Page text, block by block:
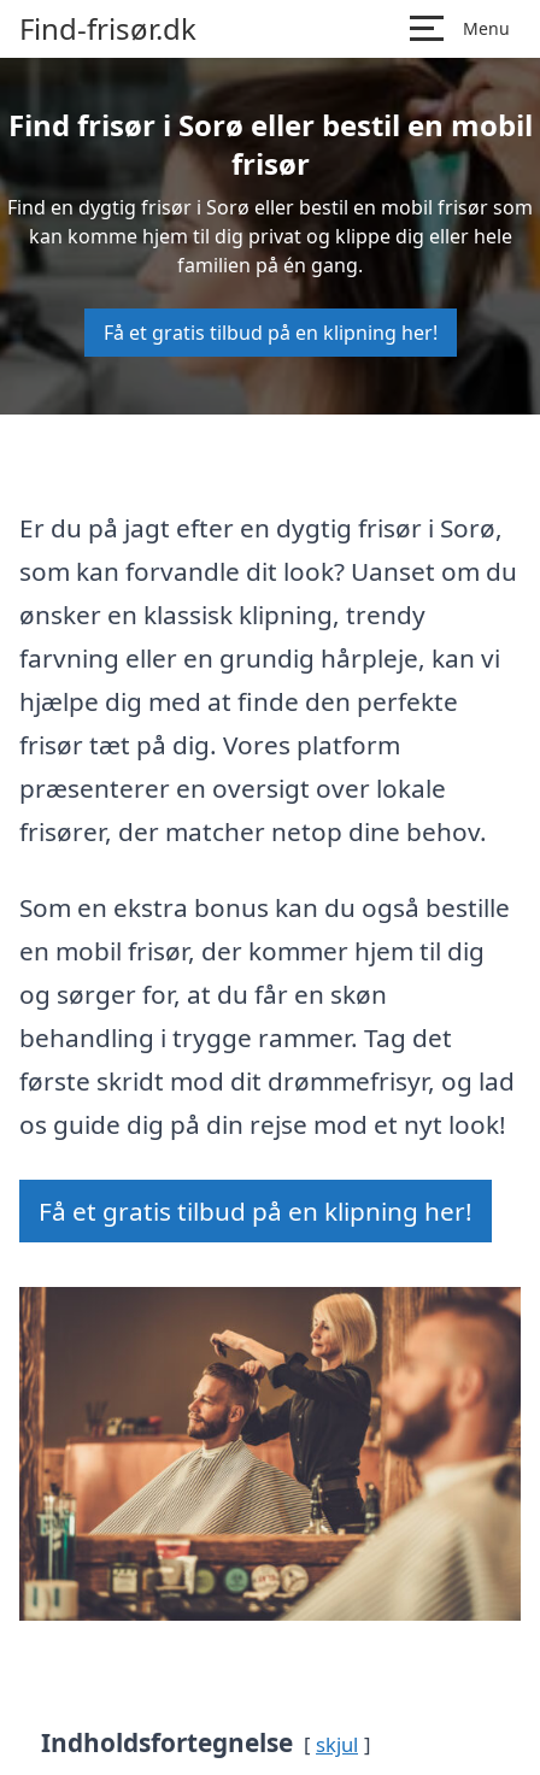
Find-frisør.dk Menu
Find frisør i Sorø eller bestil en mobil
frisør
Find en dygtig frisør i Sorø eller bestil en mobil frisør som
kan komme hjem til dig privat og klippe dig eller hele
familien på én gang.
Få et gratis tilbud på en klipning her!
Er du på jagt efter en dygtig frisør i Sorø,
som kan forvandle dit look? Uanset om du
ønsker en klassisk klipning, trendy
farvning eller en grundig hårpleje, kan vi
hjælpe dig med at finde den perfekte
frisør tæt på dig. Vores platform
præsenterer en oversigt over lokale
frisører, der matcher netop dine behov.
Som en ekstra bonus kan du også bestille
en mobil frisør, der kommer hjem til dig
og sørger for, at du får en skøn
behandling i trygge rammer. Tag det
første skridt mod dit drømmefrisyr, og lad
os guide dig på din rejse mod et nyt look!
Få et gratis tilbud på en klipning her!
Indholdsfortegnelse skjul